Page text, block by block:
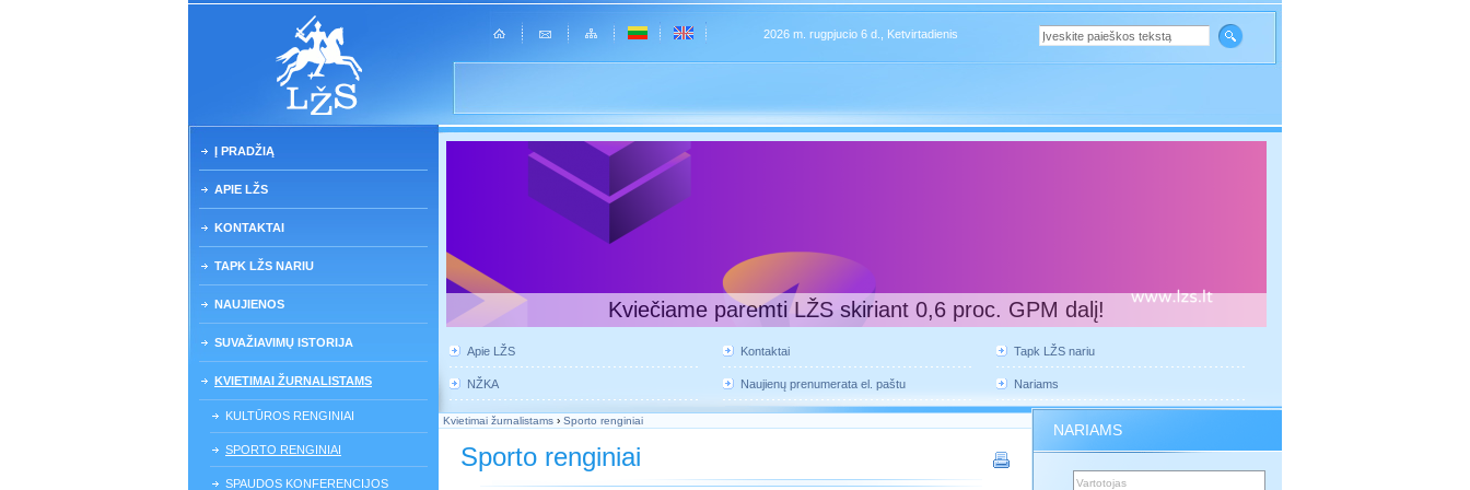
2026 m. rugpjucio 6 d., Ketvirtadienis
Į PRADŽIĄ
APIE LŽS
KONTAKTAI
TAPK LŽS NARIU
NAUJIENOS
SUVAŽIAVIMŲ ISTORIJA
KVIETIMAI ŽURNALISTAMS
KULTŪROS RENGINIAI
SPORTO RENGINIAI
SPAUDOS KONFERENCIJOS
Kviečiame paremti LŽS skiriant 0,6 proc. GPM dalį!
Apie LŽS Kontaktai Tapk LŽS nariu
NŽKA Naujienų prenumerata el. paštu Nariams
Kvietimai žurnalistams › Sporto renginiai
Sporto renginiai
NARIAMS